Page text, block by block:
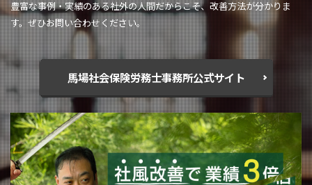
豊富な事例・実績のある社外の人間だからこそ、改善方法が分かりま
す。ぜひお問い合わせください。
馬場社会保険労務士事務所公式サイト